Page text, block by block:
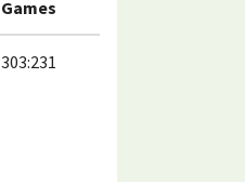
Games
303:231